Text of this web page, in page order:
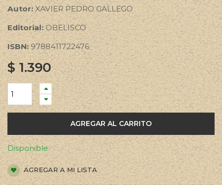
Autor:XAVIER PEDRO GALLEGO
Editorial: OBELISCO
ISBN: 9788411722476
$1.390
AGREGAR AL CARRITO
Disponible
AGREGAR A MI LISTA